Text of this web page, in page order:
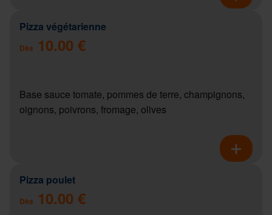
Pizza végétarienne
Dès 10.00 €
Base sauce tomate, pommes de terre, champignons,
oignons, poivrons, fromage, olives
Pizza poulet
Dès 10.00 €